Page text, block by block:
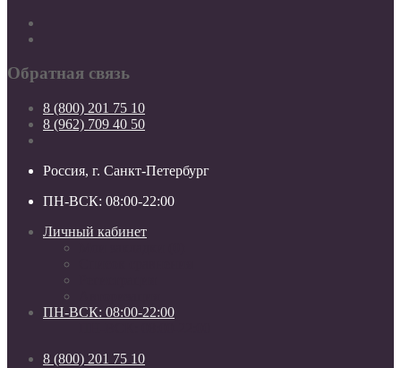
Обратная связь
8 (800) 201 75 10
8 (962) 709 40 50
Россия, г. Санкт-Петербург
ПН-ВСК: 08:00-22:00
Личный кабинет
ПН-ВСК: 08:00-22:00
8 (800) 201 75 10